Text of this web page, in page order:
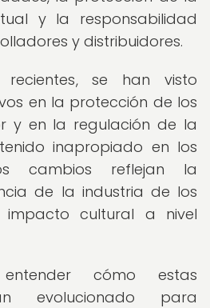
y la responsabilidad
y distribuidores.
se han visto
en la protección de los
y en la regulación de la
inapropiado en los
cambios reflejan la
de la industria de los
impacto cultural a nivel
cómo estas
evolucionado para